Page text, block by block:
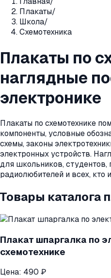
Плакаты/
Школа/
Схемотехника
Плакаты по
наглядные
электронике
Плакаты по схемотехнике
компоненты, условные
схемы, законы
электронных устройств.
для школьников, студентов,
радиолюбителей и всех, кто
Товары каталога
Плакат шпаргалка по
схемотехнике
Цена: 490 ₽